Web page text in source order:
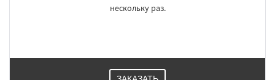
нескольку раз.